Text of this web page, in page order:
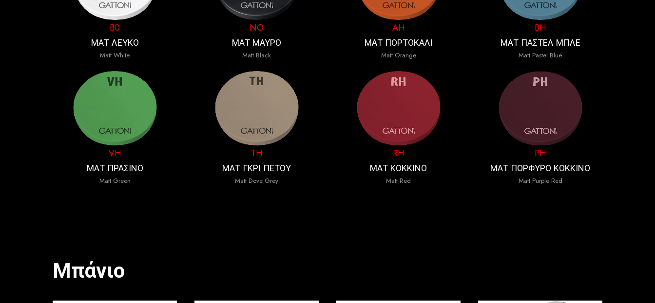
B0
ΜΑΤ ΛΕΥΚΟ
Matt White
NO
ΜΑΤ ΜΑΥΡΟ
Matt Black
AH
ΜΑΤ ΠΟΡΤΟΚΑΛΙ
Matt Orange
BH
ΜΑΤ ΠΑΣΤΕΛ ΜΠΛΕ
Matt Pastel Blue
VH
ΜΑΤ ΠΡΑΣΙΝΟ
Matt Green
TH
ΜΑΤ ΓΚΡΙ ΠΕΤΟΥ
Matt Dove Grey
RH
ΜΑΤ ΚΟΚΚΙΝΟ
Matt Red
PH
ΜΑΤ ΠΟΡΦΥΡΟ ΚΟΚΚΙΝΟ
Matt Purple Red
Μπάνιο